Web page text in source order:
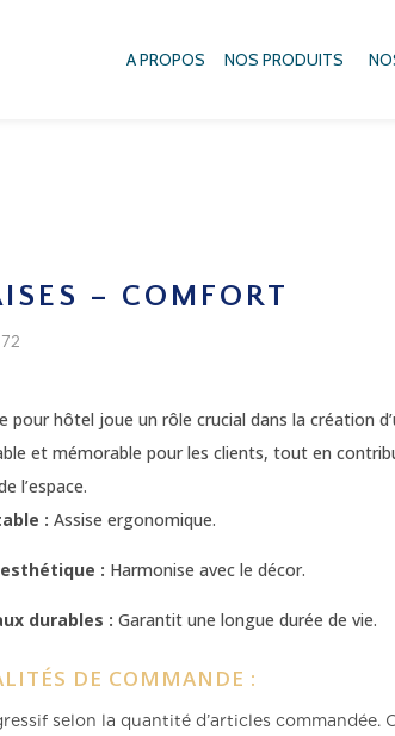
A PROPOS NOS PRODUITS
– COMFORT
pour hôtel joue un rôle crucial dans la création
et mémorable pour les clients, tout en
l’espace.
: Assise ergonomique.
: Harmonise avec le décor.
durables : Garantit une longue durée de vie.
DE COMMANDE :
selon la quantité d’articles commandée.